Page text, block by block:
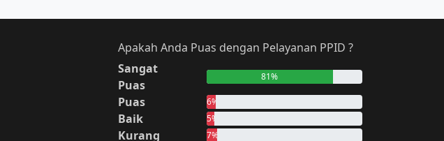
Apakah Anda Puas dengan Pelayanan PPID ?
Sangat
Puas
81%
Puas 6%
Baik 5%
Kurang 7%